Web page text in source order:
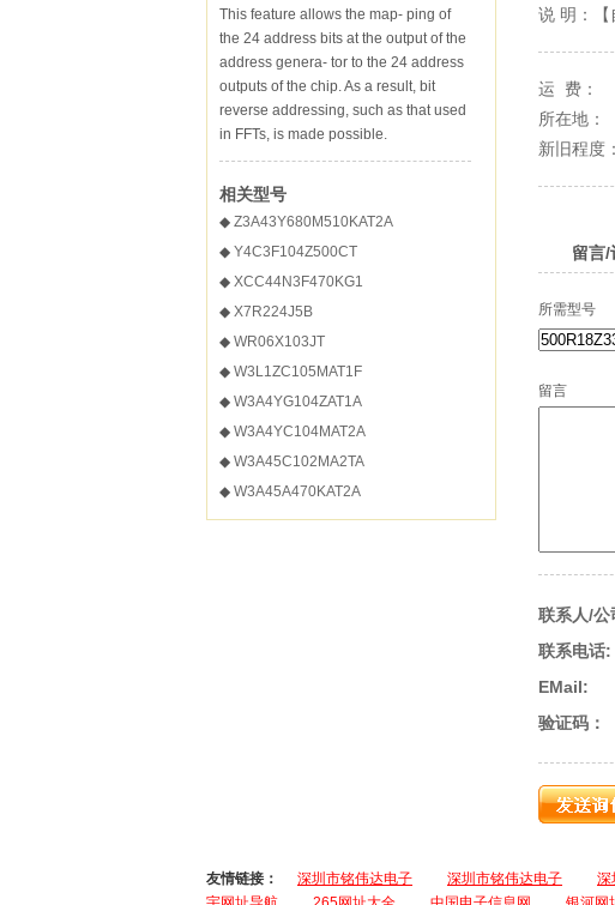
This feature allows the map- ping of
the 24 address bits at the output of the
address genera- tor to the 24 address
outputs of the chip. As a result, bit
reverse addressing, such as that used
in FFTs, is made possible.
相关型号
◆ Z3A43Y680M510KAT2A
◆ Y4C3F104Z500CT
◆ XCC44N3F470KG1
◆ X7R224J5B
◆ WR06X103JT
◆ W3L1ZC105MAT1F
◆ W3A4YG104ZAT1A
◆ W3A4YC104MAT2A
◆ W3A45C102MA2TA
◆ W3A45A470KAT2A
说 明：【
运 费：
所在地：
新旧程度：
留言/
所需型号
留言
联系人/公
联系电话:
EMail:
验证码：
友情链接： 深圳市铭伟达电子 深圳市铭伟达电子 深